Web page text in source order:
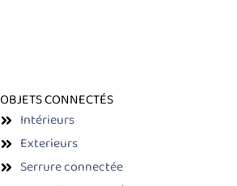
OBJETS CONNECTÉS
Intérieurs
Exterieurs
Serrure connectée